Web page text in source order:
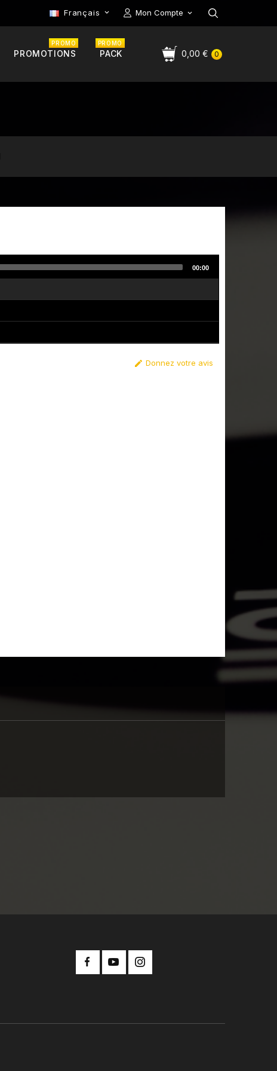
Mon Compte
Français 
0
0,00 €
PROMOTIONS
PROMO
PACK
PROMO
00:00
 Donnez votre avis